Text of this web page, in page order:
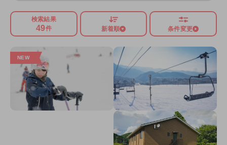
検索結果
49件 新着順 条件変更